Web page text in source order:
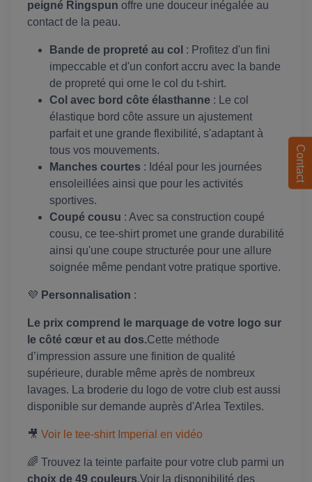
peigné Ringspun offre une douceur inégalée au
contact de la peau.
Bande de propreté au col : Profitez d'un fini
impeccable et d'un confort accru avec la bande
de propreté qui orne le col du t-shirt.
Col avec bord côte élasthanne : Le col
élastique bord côte assure un ajustement
parfait et une grande flexibilité, s'adaptant à
tous vos mouvements.
Manches courtes : Idéal pour les journées
ensoleillées ainsi que pour les activités
sportives.
Coupé cousu : Avec sa construction coupé
cousu, ce tee-shirt promet une grande durabilité
ainsi qu'une coupe structurée pour une allure
soignée même pendant votre pratique sportive.
💜 Personnalisation :
Le prix comprend le marquage de votre logo sur
le côté cœur et au dos.Cette méthode
d’impression assure une finition de qualité
supérieure, durable même après de nombreux
lavages. La broderie du logo de votre club est aussi
disponible sur demande auprès d'Arlea Textiles.
🎥 Voir le tee-shirt Imperial en vidéo
🌈 Trouvez la teinte parfaite pour votre club parmi un
choix de 49 couleurs.Voir la disponibilité des
Contact